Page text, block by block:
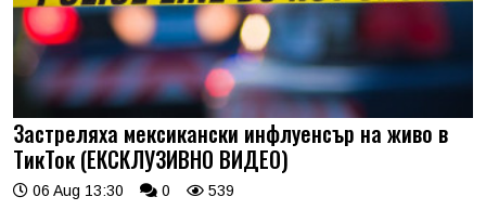
Застреляха мексикански инфлуенсър на живо в
ТикТок (ЕКСКЛУЗИВНО ВИДЕО)
06 Aug 13:30 0 539